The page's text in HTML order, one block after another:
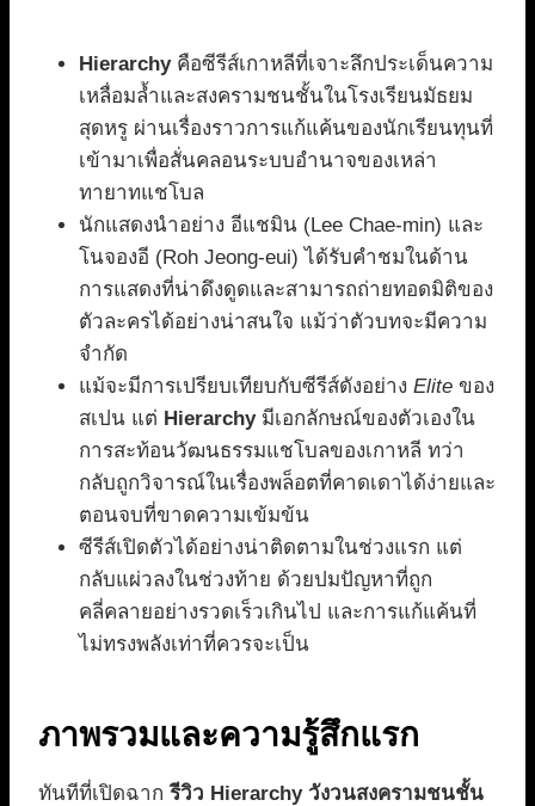
Hierarchyคือซีรีส์เกาหลีที่เจาะลึกประเด็นความ
เหลื่อมล้ำและสงครามชนชั้นในโรงเรียนมัธยม
สุดหรู ผ่านเรื่องราวการแก้แค้นของนักเรียนทุนที่
เข้ามาเพื่อสั่นคลอนระบบอำนาจของเหล่า
ทายาทแชโบล
นักแสดงนำอย่าง อีแชมิน (Lee Chae-min) และ
โนจองอี (Roh Jeong-eui) ได้รับคำชมในด้าน
การแสดงที่น่าดึงดูดและสามารถถ่ายทอดมิติของ
ตัวละครได้อย่างน่าสนใจ แม้ว่าตัวบทจะมีความ
จำกัด
แม้จะมีการเปรียบเทียบกับซีรีส์ดังอย่าง Elite ของ
สเปน แต่ Hierarchyมีเอกลักษณ์ของตัวเองใน
การสะท้อนวัฒนธรรมแชโบลของเกาหลี ทว่า
กลับถูกวิจารณ์ในเรื่องพล็อตที่คาดเดาได้ง่ายและ
ตอนจบที่ขาดความเข้มข้น
ซีรีส์เปิดตัวได้อย่างน่าติดตามในช่วงแรก แต่
กลับแผ่วลงในช่วงท้าย ด้วยปมปัญหาที่ถูก
คลี่คลายอย่างรวดเร็วเกินไป และการแก้แค้นที่
ไม่ทรงพลังเท่าที่ควรจะเป็น
ภาพรวมและความรู้สึกแรก
ทันทีที่เปิดฉากรีวิว Hierarchy วังวนสงครามชนชั้น